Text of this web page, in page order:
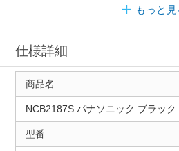
もっと見
仕様詳細
商品名
NCB2187S パナソニック ブラック
型番